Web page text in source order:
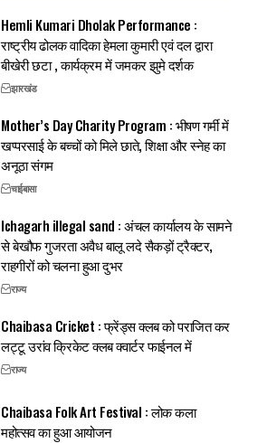
Hemli Kumari Dholak Performance :
राष्ट्रीय ढोलक वादिका हेमला कुमारी एवं दल द्वारा
बीखेरी छटा , कार्यक्रम में जमकर झुमे दर्शक
झारखंड
Mother’s Day Charity Program : भीषण गर्मी में
खप्परसाई के बच्चों को मिले छाते, शिक्षा और स्नेह का
अनूठा संगम
चाईबासा
Ichagarh illegal sand : अंचल कार्यालय के सामने
से बेखौफ गुजरता अवैध बालू लदे सैकड़ों ट्रैक्टर,
राहगीरों को चलना हुआ दुभर
राज्य
Chaibasa Cricket : फ्रेंड्स क्लब को पराजित कर
लट्टू उरांव क्रिकेट क्लब क्वार्टर फाईनल में
राज्य
Chaibasa Folk Art Festival : लोक कला
महोत्सव का हुआ आयोजन